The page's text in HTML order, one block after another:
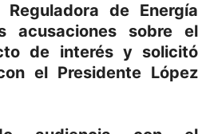
de Energía
acusaciones sobre el
de interés y solicitó
el Presidente López